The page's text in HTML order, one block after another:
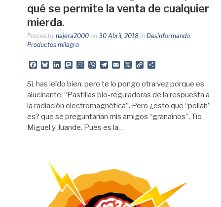
qué se permite la venta de cualquier
mierda.
Posted by najera2000 on 30 Abril, 2018 in Desinformando
Productos milagro
Facebook
BlueskyLinkedIn
Mastodon
Meneame
WhatsApp
Telegram
Email
X
Copy
Sí, has leído bien, pero te lo pongo otra vez porque es
alucinante: “Pastillas bio-reguladoras de la respuesta a
la radiación electromagnética”. Pero ¿esto que “pollah”
es? que se preguntarían mis amigos “granaínos”, Tío
Miguel y Juande. Pues es la…